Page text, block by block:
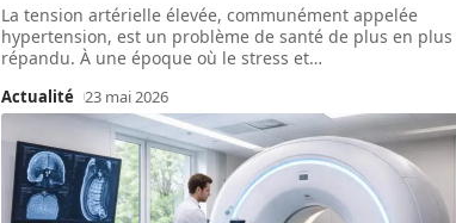
La tension artérielle élevée, communément appelée
hypertension, est un problème de santé de plus en plus
répandu. À une époque où le stress et…
Actualité 23 mai 2026